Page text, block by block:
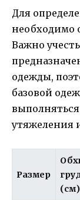
Для
необходимо
Важно
одежды,
базовой
утяжеления
Размер
(см)